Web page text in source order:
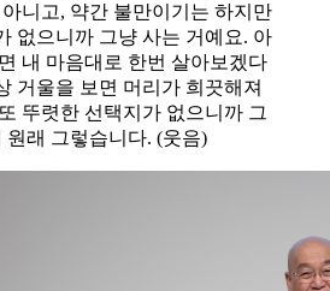
니고, 약간 불만이기는 하지만
없으니까 그냥 사는 거예요. 아
내 마음대로 한번 살아보겠다
거울을 보면 머리가 희끗해져
뚜렷한 선택지가 없으니까 그
원래 그렇습니다. (웃음)